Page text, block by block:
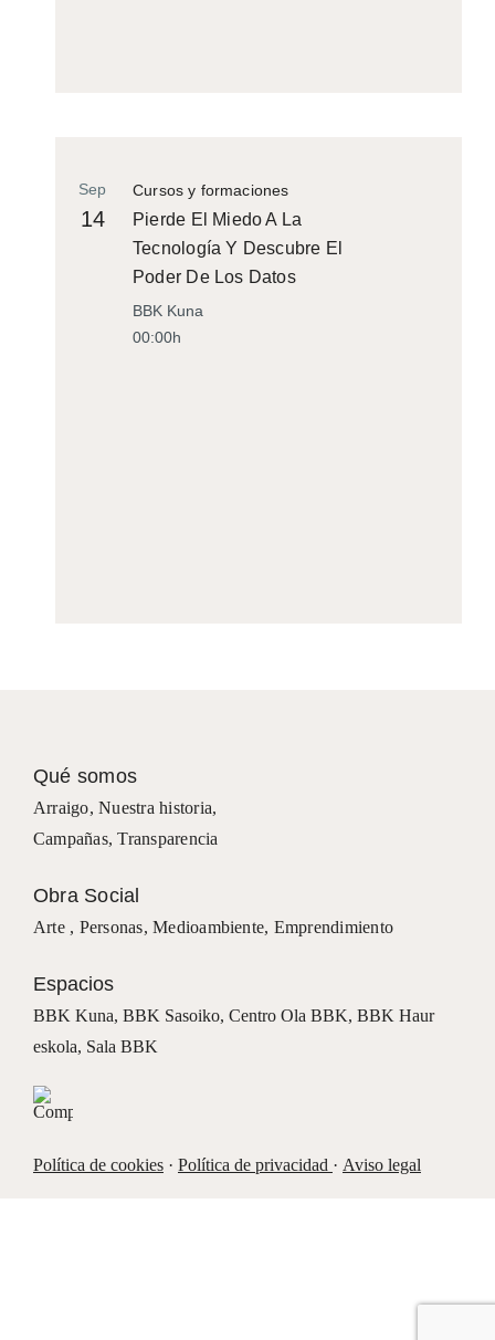
Cursos y formaciones
Sep
14
Pierde El Miedo A La
Tecnología Y Descubre El
Poder De Los Datos
BBK Kuna
00:00h
Qué somos
Arraigo,Nuestra historia,
Campañas, Transparencia
Obra Social
Arte , Personas,Medioambiente, Emprendimiento
Espacios
BBK Kuna, BBK Sasoiko, Centro Ola BBK, BBK Haur
eskola, Sala BBK
Política de cookies· Política de privacidad · Aviso legal